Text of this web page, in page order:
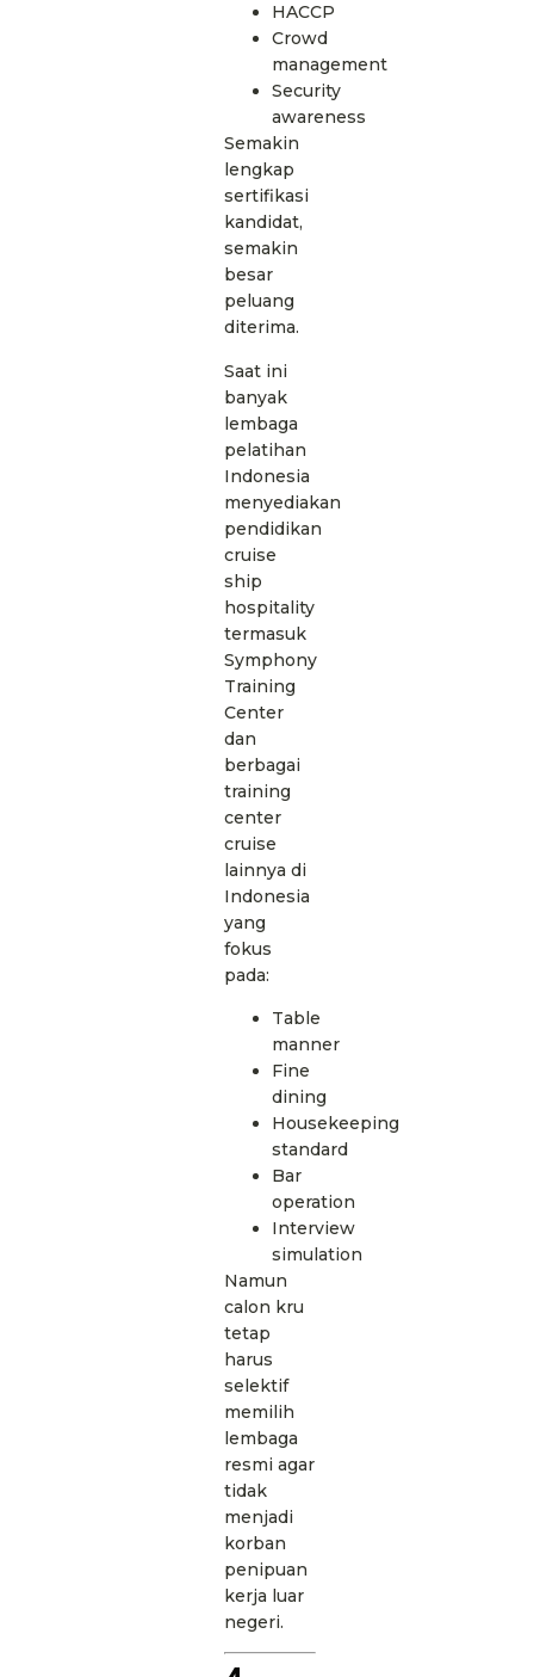
HACCP
Crowd
management
Security
awareness
Semakin
lengkap
sertifikasi
kandidat,
semakin
besar
peluang
diterima.
Saat ini
banyak
lembaga
pelatihan
Indonesia
menyediakan
pendidikan
cruise
ship
hospitality
termasuk
Symphony
Training
Center
dan
berbagai
training
center
cruise
lainnya di
Indonesia
yang
fokus
pada:
Table
manner
Fine
dining
Housekeeping
standard
Bar
operation
Interview
simulation
Namun
calon kru
tetap
harus
selektif
memilih
lembaga
resmi agar
tidak
menjadi
korban
penipuan
kerja luar
negeri.